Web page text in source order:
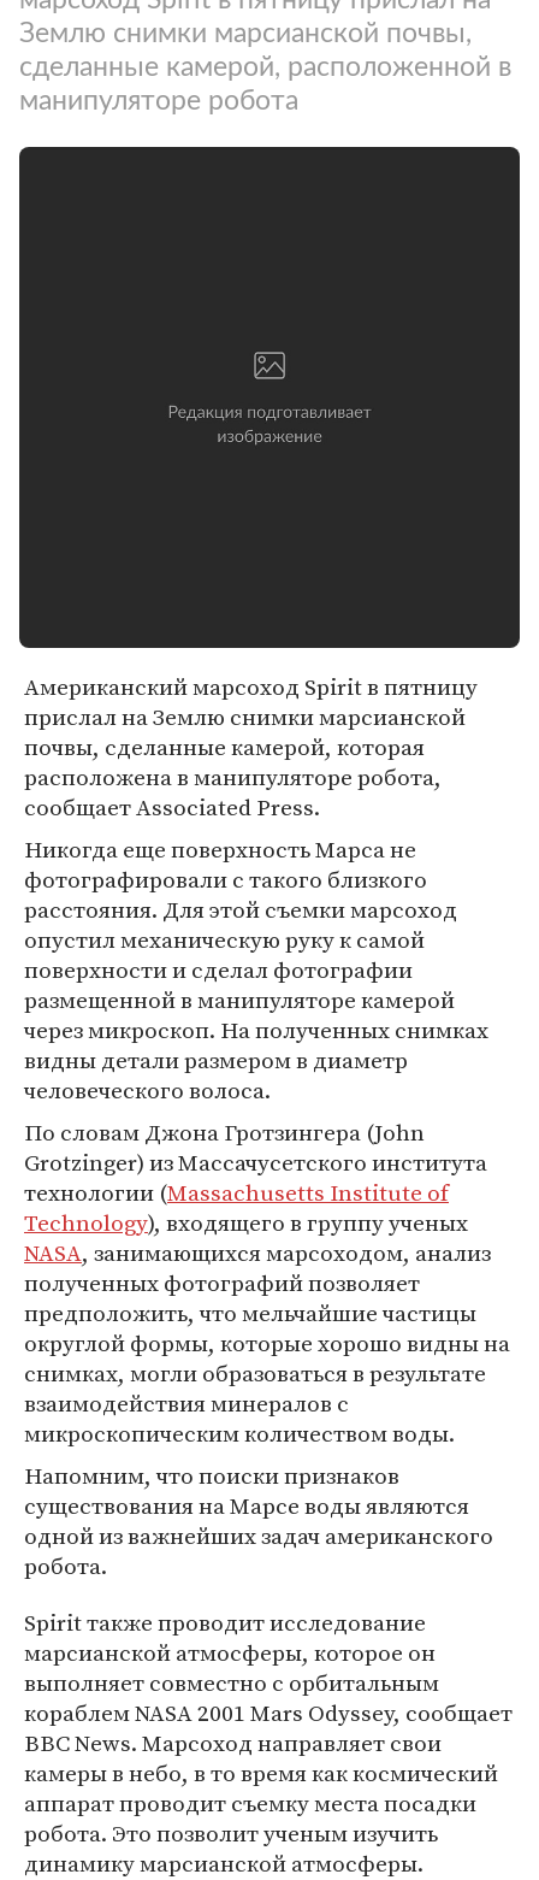
Землю снимки марсианской почвы,
сделанные камерой, расположенной в
манипуляторе робота
Американский марсоход Spirit в пятницу
прислал на Землю снимки марсианской
почвы, сделанные камерой, которая
расположена в манипуляторе робота,
сообщает Associated Press.
Никогда еще поверхность Марса не
фотографировали с такого близкого
расстояния. Для этой съемки марсоход
опустил механическую руку к самой
поверхности и сделал фотографии
размещенной в манипуляторе камерой
через микроскоп. На полученных снимках
видны детали размером в диаметр
человеческого волоса.
По словам Джона Гротзингера (John
Grotzinger) из Массачусетского института
технологии (Massachusetts Institute of
Technology), входящего в группу ученых
NASA, занимающихся марсоходом, анализ
полученных фотографий позволяет
предположить, что мельчайшие частицы
округлой формы, которые хорошо видны на
снимках, могли образоваться в результате
взаимодействия минералов с
микроскопическим количеством воды.
Напомним, что поиски признаков
существования на Марсе воды являются
одной из важнейших задач американского
робота.
Spirit также проводит исследование
марсианской атмосферы, которое он
выполняет совместно с орбитальным
кораблем NASA 2001 Mars Odyssey, сообщает
BBC News. Марсоход направляет свои
камеры в небо, в то время как космический
аппарат проводит съемку места посадки
робота. Это позволит ученым изучить
динамику марсианской атмосферы.